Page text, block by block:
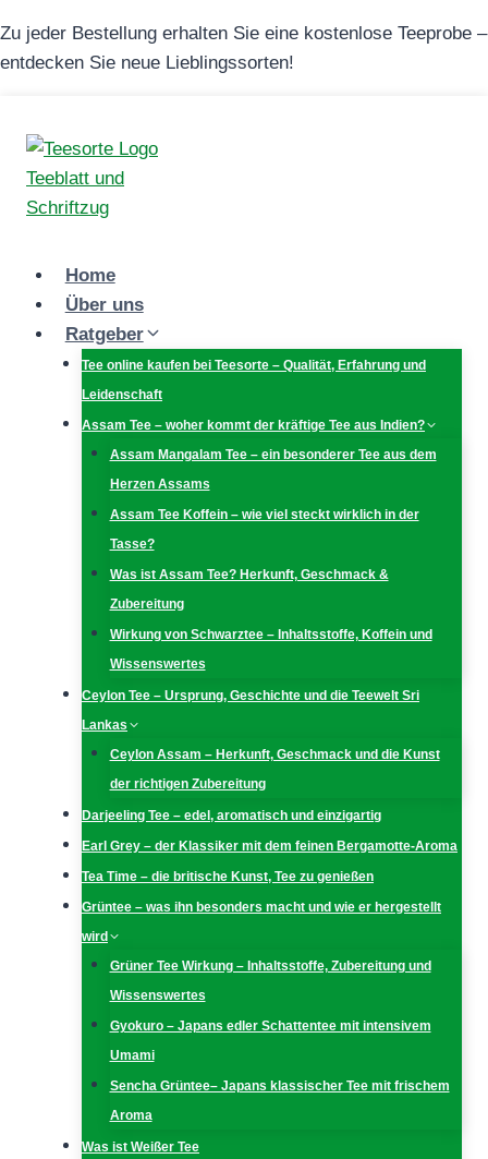
Inhalt
springen
Zu jeder Bestellung erhalten Sie eine kostenlose Teeprobe –
entdecken Sie neue Lieblingssorten!
Home
Über uns
Ratgeber
Tee online kaufen bei Teesorte – Qualität, Erfahrung und
Leidenschaft
Assam Tee – woher kommt der kräftige Tee aus Indien?
Assam Mangalam Tee – ein besonderer Tee aus dem
Herzen Assams
Assam Tee Koffein – wie viel steckt wirklich in der
Tasse?
Was ist Assam Tee? Herkunft, Geschmack &
Zubereitung
Wirkung von Schwarztee – Inhaltsstoffe, Koffein und
Wissenswertes
Ceylon Tee – Ursprung, Geschichte und die Teewelt Sri
Lankas
Ceylon Assam – Herkunft, Geschmack und die Kunst
der richtigen Zubereitung
Darjeeling Tee – edel, aromatisch und einzigartig
Earl Grey – der Klassiker mit dem feinen Bergamotte-Aroma
Tea Time – die britische Kunst, Tee zu genießen
Grüntee – was ihn besonders macht und wie er hergestellt
wird
Grüner Tee Wirkung – Inhaltsstoffe, Zubereitung und
Wissenswertes
Gyokuro – Japans edler Schattentee mit intensivem
Umami
Sencha Grüntee– Japans klassischer Tee mit frischem
Aroma
Was ist Weißer Tee